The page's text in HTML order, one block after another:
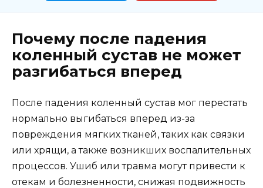
Почему после падения
коленный сустав не может
разгибаться вперед
После падения коленный сустав мог перестать
нормально выгибаться вперед из-за
повреждения мягких тканей, таких как связки
или хрящи, а также возникших воспалительных
процессов. Ушиб или травма могут привести к
отекам и болезненности, снижая подвижность